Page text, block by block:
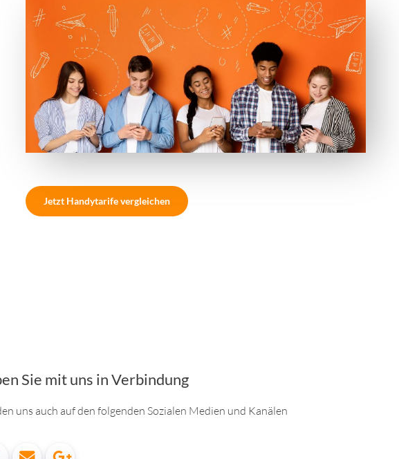
Jetzt Handytarife vergleichen
Sie mit uns in Verbindung
uns auch auf den folgenden Sozialen Medien und Kanälen